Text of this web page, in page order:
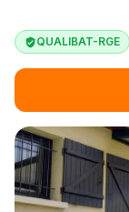
QUALIBAT-RGE